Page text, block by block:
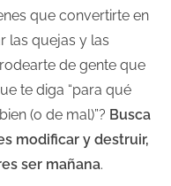
que convertirte en
las quejas y las
de gente que
te diga “para qué
(o de mal)”? Busca
modificar y destruir,
ser mañana.